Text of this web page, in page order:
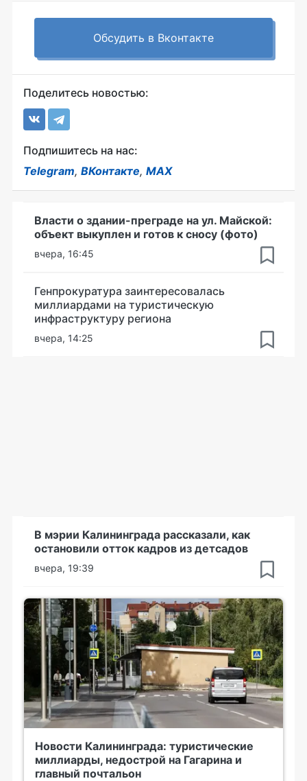
Обсудить в Вконтакте
Поделитесь новостью:
Подпишитесь на нас:
Telegram, ВКонтакте, MAX
Власти о здании-преграде на ул. Майской:
объект выкуплен и готов к сносу (фото)
вчера, 16:45
Генпрокуратура заинтересовалась
миллиардами на туристическую
инфраструктуру региона
вчера, 14:25
В мэрии Калининграда рассказали, как
остановили отток кадров из детсадов
вчера, 19:39
Новости Калининграда: туристические
миллиарды, недострой на Гагарина и
главный почтальон